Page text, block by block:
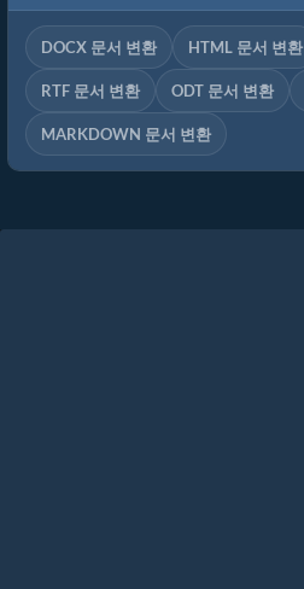
DOCX 문서 변환 HTML 문서 변환
RTF 문서 변환 ODT 문서 변환
MARKDOWN 문서 변환